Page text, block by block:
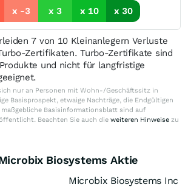
x -3 x 3 x 10 x 30
7 von 10 Kleinanlegern Verluste
Zertifikaten. Turbo-Zertifikate sind
und nicht für langfristige
nur an Personen mit Wohn-/Geschäftssitz in
Basisprospekt, etwaige Nachträge, die Endgültigen
maßgebliche Basisinformationsblatt sind auf
Beachten Sie auch die weiteren Hinweise zu
Biosystems Aktie
Microbix Biosystems Inc